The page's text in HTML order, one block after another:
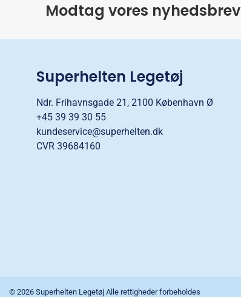
Modtag vores nyhedsbrev
Superhelten Legetøj
Ndr. Frihavnsgade 21, 2100 København Ø
+45 39 39 30 55
kundeservice@superhelten.dk
CVR 39684160
© 2026 Superhelten Legetøj Alle rettigheder forbeholdes